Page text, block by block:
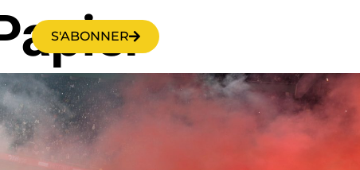
S'ABONNER